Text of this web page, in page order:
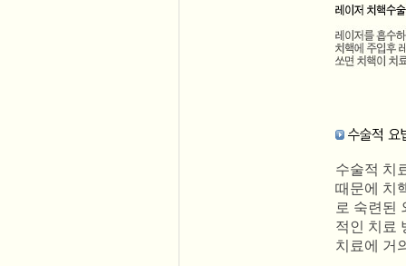
수술적 치
때문에 치
로 숙련된
적인 치료
치료에 거